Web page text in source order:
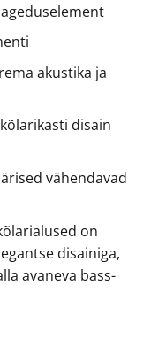
akustika ja
disain
vähendavad
on
disainiga,
avaneva bass-